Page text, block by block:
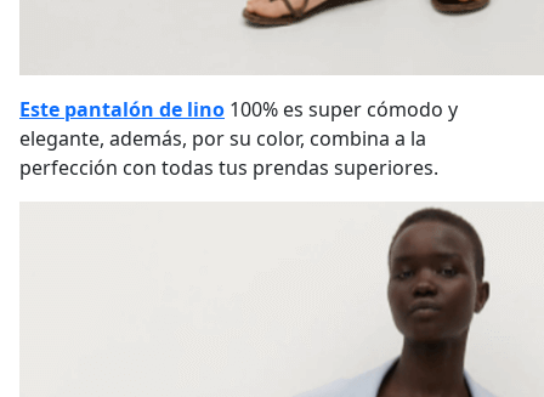
Este pantalón de lino 100% es super cómodo y
elegante, además, por su color, combina a la
perfección con todas tus prendas superiores.